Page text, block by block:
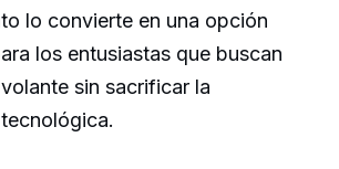
lo convierte en una opción
los entusiastas que buscan
sin sacrificar la